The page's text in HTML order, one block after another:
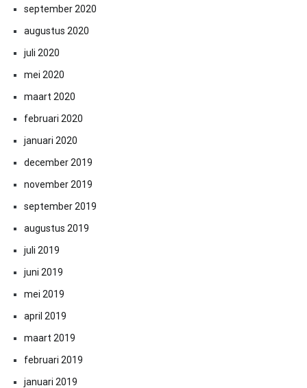
september 2020
augustus 2020
juli 2020
mei 2020
maart 2020
februari 2020
januari 2020
december 2019
november 2019
september 2019
augustus 2019
juli 2019
juni 2019
mei 2019
april 2019
maart 2019
februari 2019
januari 2019